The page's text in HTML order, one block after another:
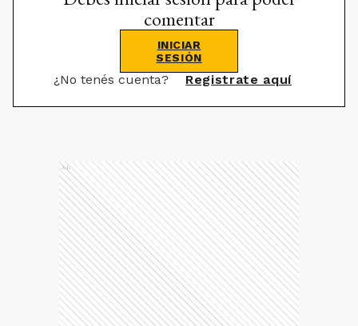
comentar
INICIAR
SESIÓN
¿No tenés cuenta? Registrate aquí
Ads